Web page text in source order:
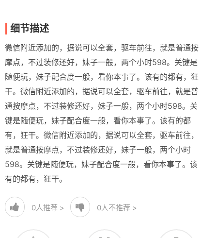
细节描述
微信附近添加的，据说可以全套，驱车前往，就是普通按
摩点，不过装修还好，妹子一般，两个小时598。关键是
随便玩，妹子配合度一般，看你本事了。该有的都有，狂
干。微信附近添加的，据说可以全套，驱车前往，就是普
通按摩点，不过装修还好，妹子一般，两个小时598。关
键是随便玩，妹子配合度一般，看你本事了。该有的都
有，狂干。微信附近添加的，据说可以全套，驱车前往，
就是普通按摩点，不过装修还好，妹子一般，两个小时
598。关键是随便玩，妹子配合度一般，看你本事了。该
有的都有，狂干。
0人推荐 > 0人不推荐 >